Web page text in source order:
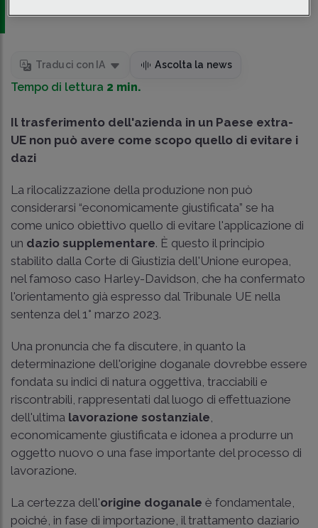
Traduci con IA Ascolta la news
Tempo di lettura 2 min.
Il trasferimento dell'azienda in un Paese extra-
UE non può avere come scopo quello di evitare i
dazi
La rilocalizzazione della produzione non può
considerarsi “economicamente giustificata” se ha
come unico obiettivo quello di evitare l'applicazione di
un dazio supplementare. È questo il principio
stabilito dalla Corte di Giustizia dell'Unione europea,
nel famoso caso Harley-Davidson, che ha confermato
l'orientamento già espresso dal Tribunale UE nella
sentenza del 1° marzo 2023.
Una pronuncia che fa discutere, in quanto la
determinazione dell'origine doganale dovrebbe essere
fondata su indici di natura oggettiva, tracciabili e
riscontrabili, rappresentati dal luogo di effettuazione
dell'ultima lavorazione sostanziale,
economicamente giustificata e idonea a produrre un
oggetto nuovo o una fase importante del processo di
lavorazione.
La certezza dell'origine doganale è fondamentale,
poiché, in fase di importazione, il trattamento daziario